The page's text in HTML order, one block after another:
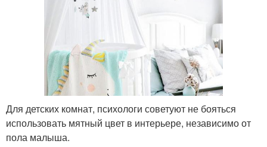
Для детских комнат, психологи советуют не бояться
использовать мятный цвет в интерьере, независимо от
пола малыша.